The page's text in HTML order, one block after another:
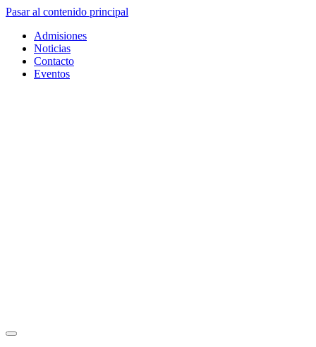
Pasar al contenido principal
Admisiones
Noticias
Contacto
Eventos